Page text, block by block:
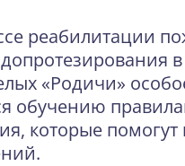
реабилитации
«Родичи»
обучению
которые помогут